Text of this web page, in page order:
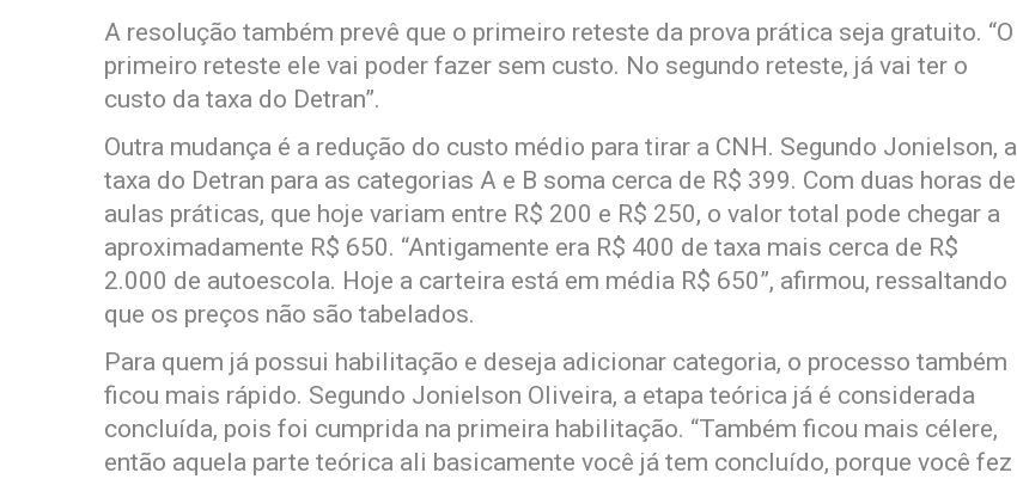
A resolução também prevê que o primeiro reteste da prova prática seja gratuito. “O
primeiro reteste ele vai poder fazer sem custo. No segundo reteste, já vai ter o
custo da taxa do Detran”.
Outra mudança é a redução do custo médio para tirar a CNH. Segundo Jonielson, a
taxa do Detran para as categorias A e B soma cerca de R$ 399. Com duas horas de
aulas práticas, que hoje variam entre R$ 200 e R$ 250, o valor total pode chegar a
aproximadamente R$ 650. “Antigamente era R$ 400 de taxa mais cerca de R$
2.000 de autoescola. Hoje a carteira está em média R$ 650”, afirmou, ressaltando
que os preços não são tabelados.
Para quem já possui habilitação e deseja adicionar categoria, o processo também
ficou mais rápido. Segundo Jonielson Oliveira, a etapa teórica já é considerada
concluída, pois foi cumprida na primeira habilitação. “Também ficou mais célere,
então aquela parte teórica ali basicamente você já tem concluído, porque você fez